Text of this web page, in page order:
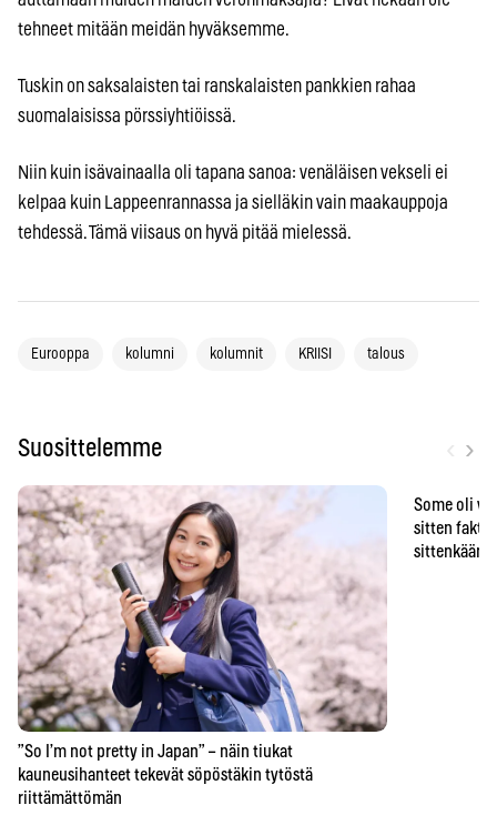
tehneet mitään meidän hyväksemme.
Tuskin on saksalaisten tai ranskalaisten pankkien rahaa
suomalaisissa pörssiyhtiöissä.
Niin kuin isävainaalla oli tapana sanoa: venäläisen vekseli ei
kelpaa kuin Lappeenrannassa ja sielläkin vain maakauppoja
tehdessä. Tämä viisaus on hyvä pitää mielessä.
Eurooppa kolumni kolumnit KRIISI talous
Suosittelemme ›
”So I’m not pretty in Japan” – näin tiukat
kauneusihanteet tekevät söpöstäkin tytöstä
riittämättömän
Some oli
sitten
sittenkään